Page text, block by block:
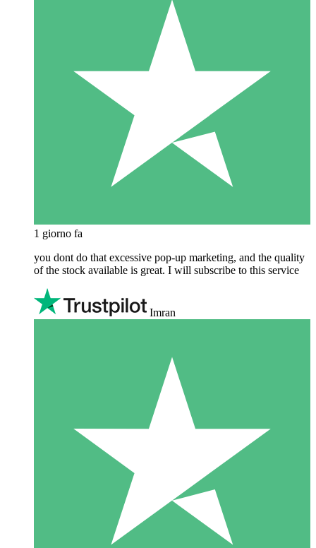
1 giorno fa
you dont do that excessive pop-up marketing, and the quality
of the stock available is great. I will subscribe to this service
Imran